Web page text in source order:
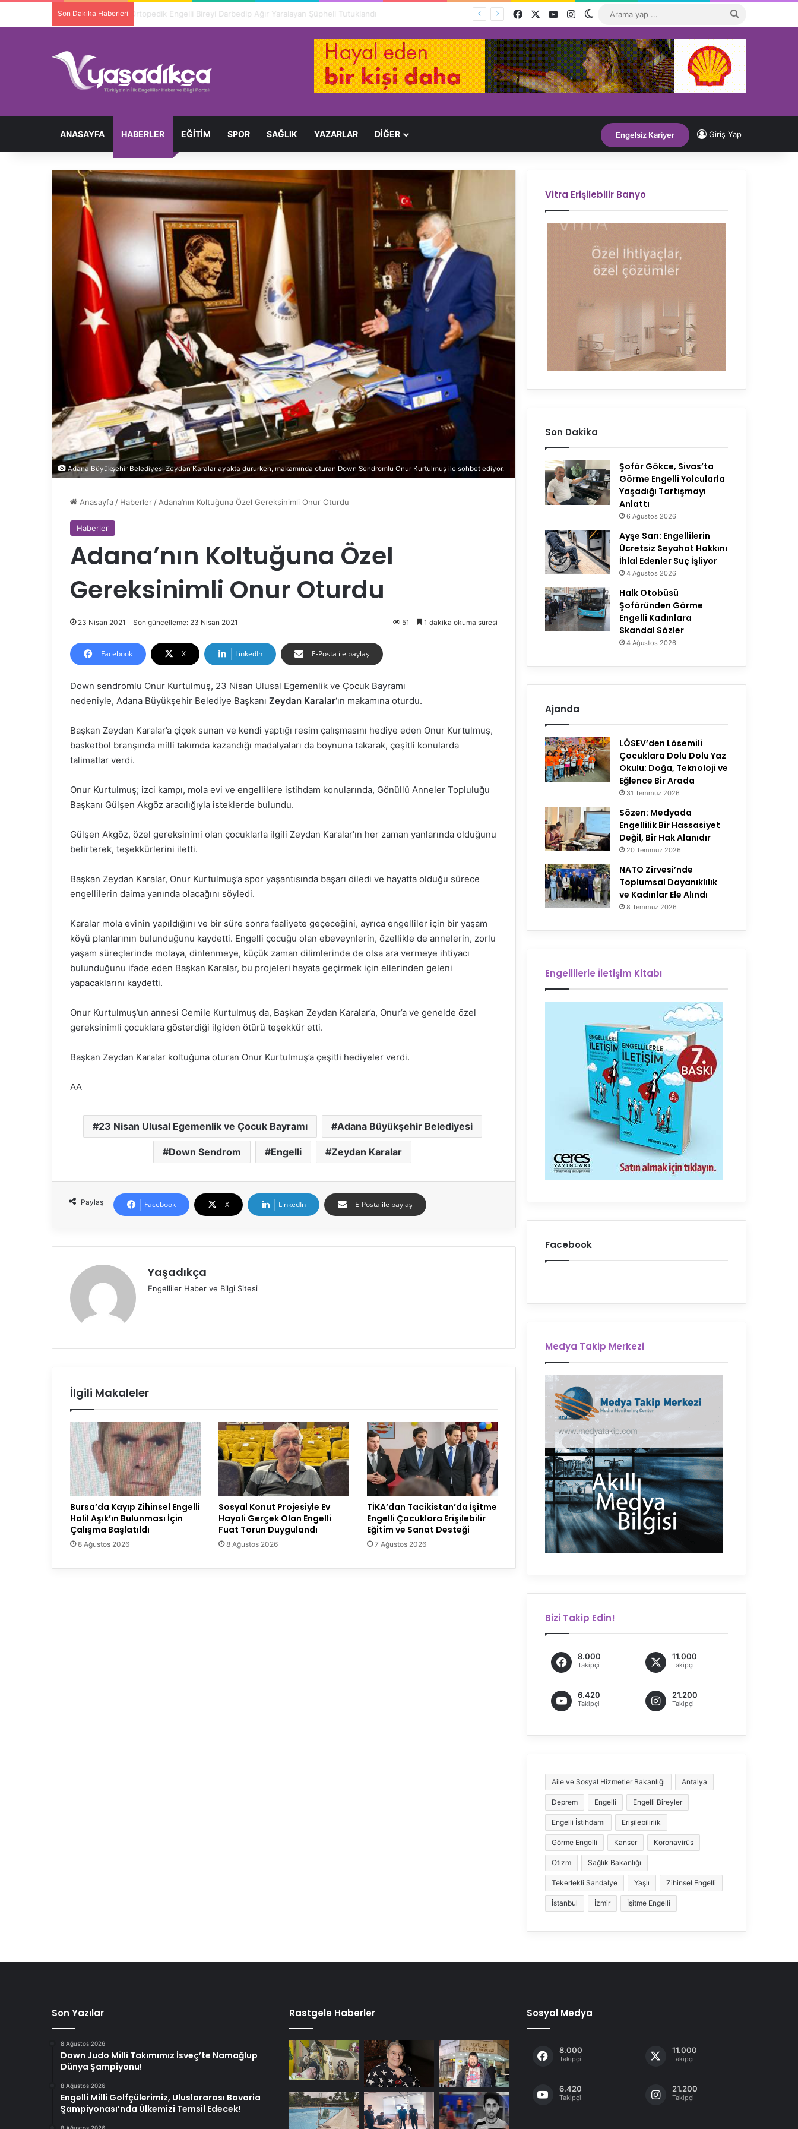
Son Dakika Haberleri Ortopedik Engelli Bireyi Darbedip Ağır Yaralayan Şüpheli Tutuklandı Facebook YouTubeInstagramDış görünümü değiştir
...
ANASAYFA HABERLER EĞITIM SPOR SAĞLIK YAZARLAR DİĞER Engelsiz Kariyer Giriş Yap
Adana Büyükşehir Belediyesi Zeydan Karalar ayakta dururken, makamında oturan Down Sendromlu Onur Kurtulmuş ile sohbet ediyor.
Anasayfa/ Haberler/Adana’nın Koltuğuna Özel Gereksinimli Onur Oturdu
Haberler
Adana’nın Koltuğuna Özel
Gereksinimli Onur Oturdu
23 Nisan 2021 Son güncelleme: 23 Nisan 2021 51 1 dakika okuma süresi
Facebook X LinkedIn E-Posta ile paylaş
Down sendromlu Onur Kurtulmuş, 23 Nisan Ulusal Egemenlik ve Çocuk Bayramı
nedeniyle, Adana Büyükşehir Belediye Başkanı Zeydan Karalar‘ın makamına oturdu.
Başkan Zeydan Karalar’a çiçek sunan ve kendi yaptığı resim çalışmasını hediye eden Onur Kurtulmuş,
basketbol branşında milli takımda kazandığı madalyaları da boynuna takarak, çeşitli konularda
talimatlar verdi.
Onur Kurtulmuş; izci kampı, mola evi ve engellilere istihdam konularında, Gönüllü Anneler Topluluğu
Başkanı Gülşen Akgöz aracılığıyla isteklerde bulundu.
Gülşen Akgöz, özel gereksinimi olan çocuklarla ilgili Zeydan Karalar’ın her zaman yanlarında olduğunu
belirterek, teşekkürlerini iletti.
Başkan Zeydan Karalar, Onur Kurtulmuş’a spor yaşantısında başarı diledi ve hayatta olduğu sürece
engellilerin daima yanında olacağını söyledi.
Karalar mola evinin yapıldığını ve bir süre sonra faaliyete geçeceğini, ayrıca engelliler için bir yaşam
köyü planlarının bulunduğunu kaydetti. Engelli çocuğu olan ebeveynlerin, özellikle de annelerin, zorlu
yaşam süreçlerinde molaya, dinlenmeye, küçük zaman dilimlerinde de olsa ara vermeye ihtiyacı
bulunduğunu ifade eden Başkan Karalar, bu projeleri hayata geçirmek için ellerinden geleni
yapacaklarını kaydetti.
Onur Kurtulmuş’un annesi Cemile Kurtulmuş da, Başkan Zeydan Karalar’a, Onur’a ve genelde özel
gereksinimli çocuklara gösterdiği ilgiden ötürü teşekkür etti.
Başkan Zeydan Karalar koltuğuna oturan Onur Kurtulmuş’a çeşitli hediyeler verdi.
AA
23 Nisan Ulusal Egemenlik ve Çocuk Bayramı Adana Büyükşehir Belediyesi
Down Sendrom Engelli Zeydan Karalar
Paylaş Facebook X LinkedIn E-Posta ile paylaş
Yaşadıkça
Engelliler Haber ve Bilgi Sitesi
İlgili Makaleler
Bursa’da Kayıp Zihinsel Engelli
Halil Aşık’ın Bulunması İçin
Çalışma Başlatıldı
8 Ağustos 2026
Sosyal Konut Projesiyle Ev
Hayali Gerçek Olan Engelli
Fuat Torun Duygulandı
8 Ağustos 2026
TİKA’dan Tacikistan’da İşitme
Engelli Çocuklara Erişilebilir
Eğitim ve Sanat Desteği
7 Ağustos 2026
Vitra Erişilebilir Banyo
Son Dakika
Şoför Gökce, Sivas’ta
Görme Engelli Yolcularla
Yaşadığı Tartışmayı
Anlattı
6 Ağustos 2026
Ayşe Sarı: Engellilerin
Ücretsiz Seyahat Hakkını
İhlal Edenler Suç İşliyor
4 Ağustos 2026
Halk Otobüsü
Şoföründen Görme
Engelli Kadınlara
Skandal Sözler
4 Ağustos 2026
Ajanda
LÖSEV’den Lösemili
Çocuklara Dolu Dolu Yaz
Okulu: Doğa, Teknoloji ve
Eğlence Bir Arada
31 Temmuz 2026
Sözen: Medyada
Engellilik Bir Hassasiyet
Değil, Bir Hak Alanıdır
20 Temmuz 2026
NATO Zirvesi’nde
Toplumsal Dayanıklılık
ve Kadınlar Ele Alındı
8 Temmuz 2026
Engellilerle İletişim Kitabı
Facebook
Medya Takip Merkezi
Bizi Takip Edin!
8.000
Takipçi
11.000
Takipçi
6.420
Takipçi
21.200
Takipçi
Aile ve Sosyal Hizmetler Bakanlığı Antalya
Deprem Engelli Engelli Bireyler
Engelli İstihdamı Erişilebilirlik
Görme Engelli Kanser Koronavirüs
Otizm Sağlık Bakanlığı
Tekerlekli Sandalye Yaşlı Zihinsel Engelli
İstanbul İzmir İşitme Engelli
Son Yazılar
8 Ağustos 2026
Down Judo Millî Takımımız İsveç’te Namağlup
Dünya Şampiyonu!
8 Ağustos 2026
Engelli Milli Golfçülerimiz, Uluslararası Bavaria
Şampiyonası’nda Ülkemizi Temsil Edecek!
Rastgele Haberler Sosyal Medya
8.000
Takipçi
11.000
Takipçi
6.420
Takipçi
21.200
Takipçi